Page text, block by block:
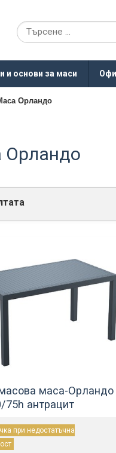
и основи за маси
Орландо
Орландо
маса-Орландо
75h антрацит
при недостатъчна